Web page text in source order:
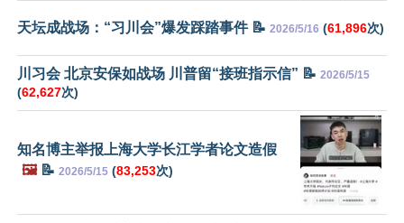
天坛成战场：“习川会”爆发踩踏事件 📝 2026/5/16 (61,896次)
川习会 北京安保如战场 川普留“接班指示信” 📝 2026/5/15
(62,627次)
知名博主举报上海大学长江学者论文造假
🖼️📝 2026/5/15 (83,253次)